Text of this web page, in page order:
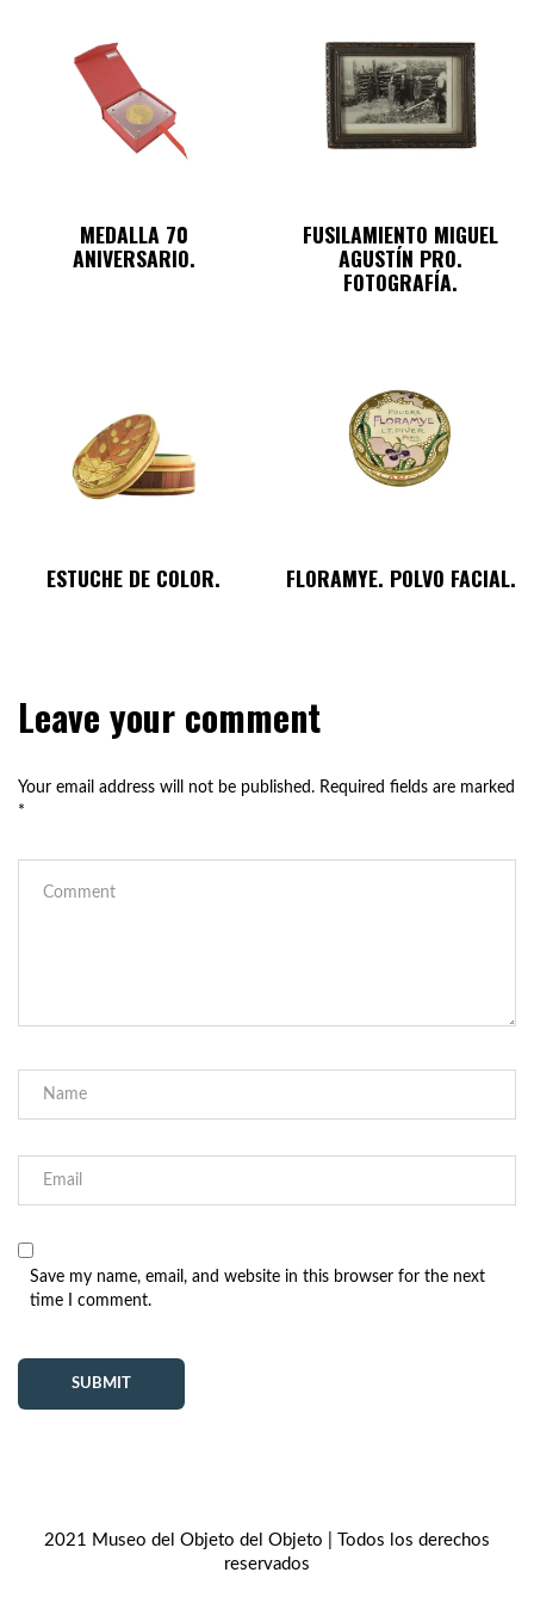
MEDALLA 70
ANIVERSARIO.
FUSILAMIENTO MIGUEL
AGUSTÍN PRO.
FOTOGRAFÍA.
ESTUCHE DE COLOR. FLORAMYE. POLVO FACIAL.
Leave your comment
Your email address will not be published. Required fields are marked
*
Save my name, email, and website in this browser for the next
time I comment.
2021 Museo del Objeto del Objeto | Todos los derechos
reservados